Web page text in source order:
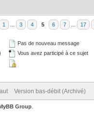
1 3 4 5 6 7 17
Pas de nouveau message
Vous avez participé à ce sujet
Version bas-débit (Archivé)
Group